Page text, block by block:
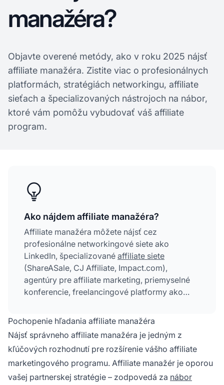
manažéra?
Objavte overené metódy, ako v roku 2025 nájsť
affiliate manažéra. Zistite viac o profesionálnych
platformách, stratégiách networkingu, affiliate
sieťach a špecializovaných nástrojoch na nábor,
ktoré vám pomôžu vybudovať váš affiliate
program.
Ako nájdem affiliate manažéra?
Affiliate manažéra môžete nájsť cez
profesionálne networkingové siete ako
LinkedIn, špecializované affiliate siete
(ShareASale, CJ Affiliate, Impact.com),
agentúry pre affiliate marketing, priemyselné
konferencie, freelancingové platformy ako
affiliate partnerov. Každá metóda ponúka
jedinečné výhody v závislosti od vášho
rozpočtu a požiadaviek programu.
Pochopenie hľadania affiliate manažéra
Nájsť správneho affiliate manažéra je jedným z
kľúčových rozhodnutí pre rozšírenie vášho affiliate
marketingového programu. Affiliate manažér je oporou
vašej partnerskej stratégie – zodpovedá za nábor